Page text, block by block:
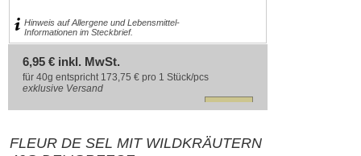
Hinweis auf Allergene und Lebensmittel-
Informationen im Steckbrief.
6,95 € inkl. MwSt.
für 40g entspricht 173,75 € pro 1 Stück/pcs
exklusive Versand
FLEUR DE SEL MIT WILDKRÄUTERN